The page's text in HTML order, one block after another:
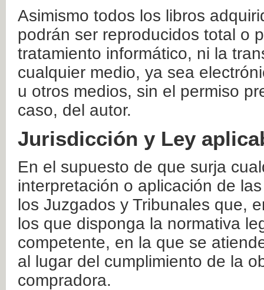
Asimismo todos los libros
podrán ser reproducidos total o
tratamiento informático, ni la
cualquier medio, ya sea
u otros medios, sin el permiso
caso, del autor.
Jurisdicción y Ley
En el supuesto de que surja
interpretación o aplicación de
los Juzgados y Tribunales que,
los que disponga la normativa
competente, en la que se
al lugar del cumplimiento de la
compradora.